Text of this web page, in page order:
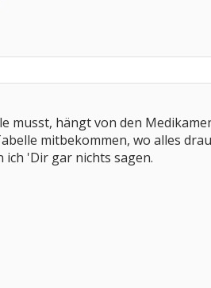
musst, hängt von den
mitbekommen, wo alles
ich 'Dir gar nichts sagen.